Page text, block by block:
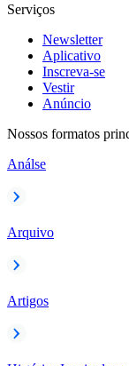
Serviços
Newsletter
Aplicativo
Inscreva-se
Vestir
Anúncio
Nossos formatos
Análse
Arquivo
Artigos